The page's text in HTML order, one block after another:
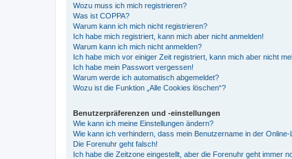
Wozu muss ich mich registrieren?
Was ist COPPA?
Warum kann ich mich nicht registrieren?
Ich habe mich registriert, kann mich aber nicht anmelden!
Warum kann ich mich nicht anmelden?
Ich habe mich vor einiger Zeit registriert, kann mich aber nicht
Ich habe mein Passwort vergessen!
Warum werde ich automatisch abgemeldet?
Wozu ist die Funktion „Alle Cookies löschen“?
Benutzerpräferenzen und -einstellungen
Wie kann ich meine Einstellungen ändern?
Wie kann ich verhindern, dass mein Benutzername in der
Die Forenuhr geht falsch!
Ich habe die Zeitzone eingestellt, aber die Forenuhr geht immer